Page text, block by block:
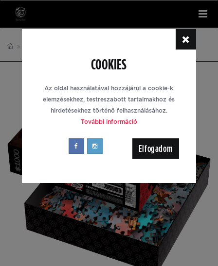
COOKIES
Az oldal használatával hozzájárul a cookie-k
elemzésekhez, testreszabott tartalmakhoz és
hirdetésekhez történő felhasználásához.
További információ
Elfogadom